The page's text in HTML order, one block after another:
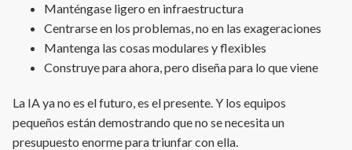
Manténgase ligero en infraestructura
Centrarse en los problemas, no en las exageraciones
Mantenga las cosas modulares y flexibles
Construye para ahora, pero diseña para lo que viene
La IA ya no es el futuro, es el presente. Y los equipos
pequeños están demostrando que no se necesita un
presupuesto enorme para triunfar con ella.